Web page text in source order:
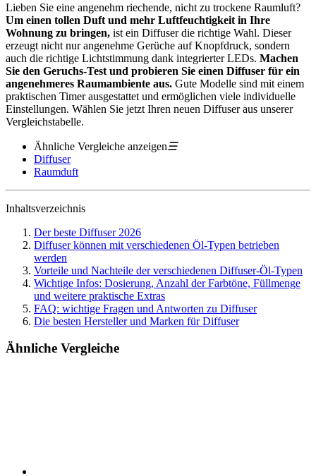
Lieben Sie eine angenehm riechende, nicht zu trockene Raumluft?
Um einen tollen Duft und mehr Luftfeuchtigkeit in Ihre
Wohnung zu bringen, ist ein Diffuser die richtige Wahl. Dieser
erzeugt nicht nur angenehme Gerüche auf Knopfdruck, sondern
auch die richtige Lichtstimmung dank integrierter LEDs. Machen
Sie den Geruchs-Test und probieren Sie einen Diffuser für ein
angenehmeres Raumambiente aus. Gute Modelle sind mit einem
praktischen Timer ausgestattet und ermöglichen viele individuelle
Einstellungen. Wählen Sie jetzt Ihren neuen Diffuser aus unserer
Vergleichstabelle.
Ähnliche Vergleiche anzeigen☰
Diffuser
Raumduft
Inhaltsverzeichnis
Der beste Diffuser 2026
Diffuser können mit verschiedenen Öl-Typen betrieben
werden
Vorteile und Nachteile der verschiedenen Diffuser-Öl-Typen
Wichtige Infos: Dosierung, Anzahl der Farbtöne, Füllmenge
und weitere praktische Extras
FAQ: wichtige Fragen und Antworten zu Diffuser
Die besten Hersteller und Marken für Diffuser
Ähnliche Vergleiche